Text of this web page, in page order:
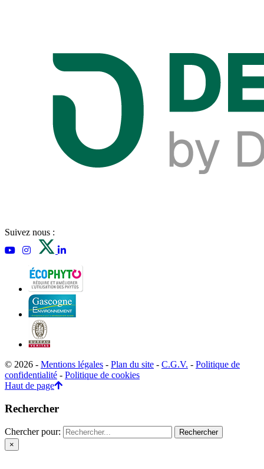
Suivez nous :
© 2026 - Mentions légales - Plan du site - C.G.V. - Politique de
confidentialité - Politique de cookies
Haut de page
Rechercher
Chercher pour:
×